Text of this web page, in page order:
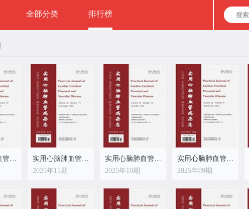
全部分类 排行榜
实用心脑肺血管病杂志
实用心脑肺血管病杂志
2025年11期
实用心脑肺血管病杂志
2025年10期
实用心脑肺血管病杂志
2025年09期